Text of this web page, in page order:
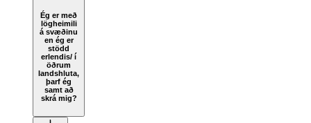
Ég er með
lögheimili
á svæðinu
en ég er
stödd
erlendis/ í
öðrum
landshluta,
þarf ég
samt að
skrá mig?